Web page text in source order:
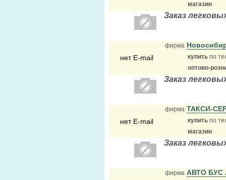
магазин
Заказ
нет E-mail
фирма
купить по
оптово-
Заказ
нет E-mail
фирма ТАКСИ-
купить по
магазин
Заказ
фирма АВТО БУС